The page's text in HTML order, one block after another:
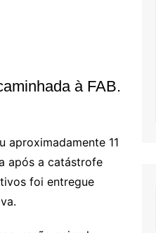
à FAB.
aproximadamente 11
após a catástrofe
foi entregue